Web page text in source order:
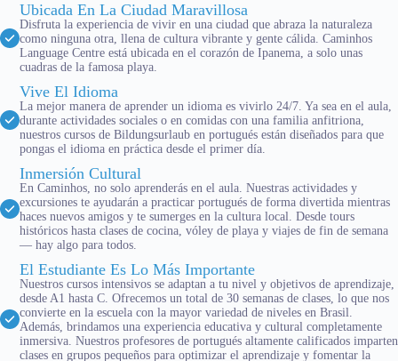
Ubicada En La Ciudad Maravillosa
Disfruta la experiencia de vivir en una ciudad que abraza la naturaleza
como ninguna otra, llena de cultura vibrante y gente cálida. Caminhos
Language Centre está ubicada en el corazón de Ipanema, a solo unas
cuadras de la famosa playa.
Vive El Idioma
La mejor manera de aprender un idioma es vivirlo 24/7. Ya sea en el aula,
durante actividades sociales o en comidas con una familia anfitriona,
nuestros cursos de Bildungsurlaub en portugués están diseñados para que
pongas el idioma en práctica desde el primer día.
Inmersión Cultural
En Caminhos, no solo aprenderás en el aula. Nuestras actividades y
excursiones te ayudarán a practicar portugués de forma divertida mientras
haces nuevos amigos y te sumerges en la cultura local. Desde tours
históricos hasta clases de cocina, vóley de playa y viajes de fin de semana
— hay algo para todos.
El Estudiante Es Lo Más Importante
Nuestros cursos intensivos se adaptan a tu nivel y objetivos de aprendizaje,
desde A1 hasta C. Ofrecemos un total de 30 semanas de clases, lo que nos
convierte en la escuela con la mayor variedad de niveles en Brasil.
Además, brindamos una experiencia educativa y cultural completamente
inmersiva. Nuestros profesores de portugués altamente calificados imparten
clases en grupos pequeños para optimizar el aprendizaje y fomentar la